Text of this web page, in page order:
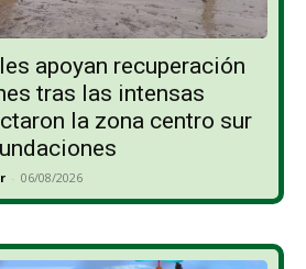
apoyan recuperación
tras las intensas
la zona centro sur
- 06/08/2026